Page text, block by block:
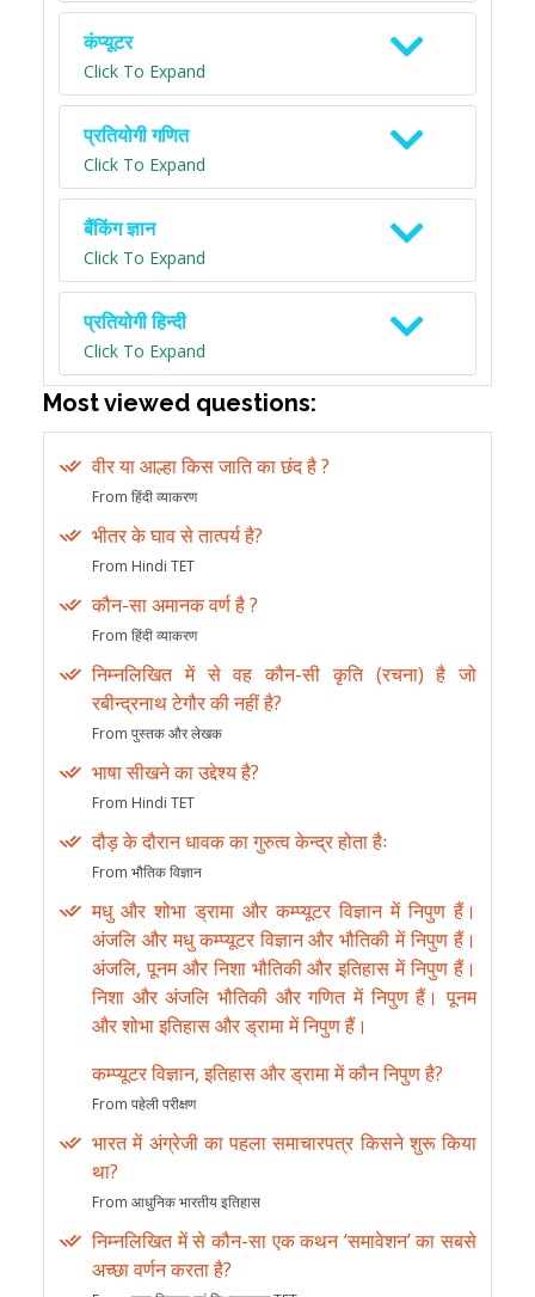
कंप्यूटर
Click To Expand
प्रतियोगी गणित
Click To Expand
बैंकिंग ज्ञान
Click To Expand
प्रतियोगी हिन्दी
Click To Expand
Most viewed questions:
वीर या आल्हा किस जाति का छंद है ?
From हिंदी व्याकरण
भीतर के घाव से तात्पर्य है?
From Hindi TET
कौन-सा अमानक वर्ण है ?
From हिंदी व्याकरण
निम्नलिखित में से वह कौन-सी कृति (रचना) है जो
रबीन्द्रनाथ टेगौर की नहीं है?
From पुस्तक और लेखक
भाषा सीखने का उद्देश्य है?
From Hindi TET
दौड़ के दौरान धावक का गुरुत्व केन्द्र होता हैः
From भौतिक विज्ञान
मधु और शोभा ड्रामा और कम्प्यूटर विज्ञान में निपुण हैं।
अंजलि और मधु कम्प्यूटर विज्ञान और भौतिकी में निपुण हैं।
अंजलि, पूनम और निशा भौतिकी और इतिहास में निपुण हैं।
निशा और अंजलि भौतिकी और गणित में निपुण हैं। पूनम
और शोभा इतिहास और ड्रामा में निपुण हैं।
कम्प्यूटर विज्ञान, इतिहास और ड्रामा में कौन निपुण है?
From पहेली परीक्षण
भारत में अंग्रेजी का पहला समाचारपत्र किसने शुरू किया
था?
From आधुनिक भारतीय इतिहास
निम्नलिखित में से कौन-सा एक कथन ‘समावेशन’ का सबसे
अच्छा वर्णन करता है?